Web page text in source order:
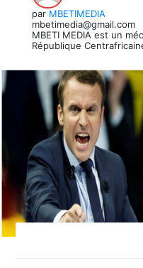
par MBETIMEDIA
mbetimedia@gmail.com
MBETI MEDIA est un
République